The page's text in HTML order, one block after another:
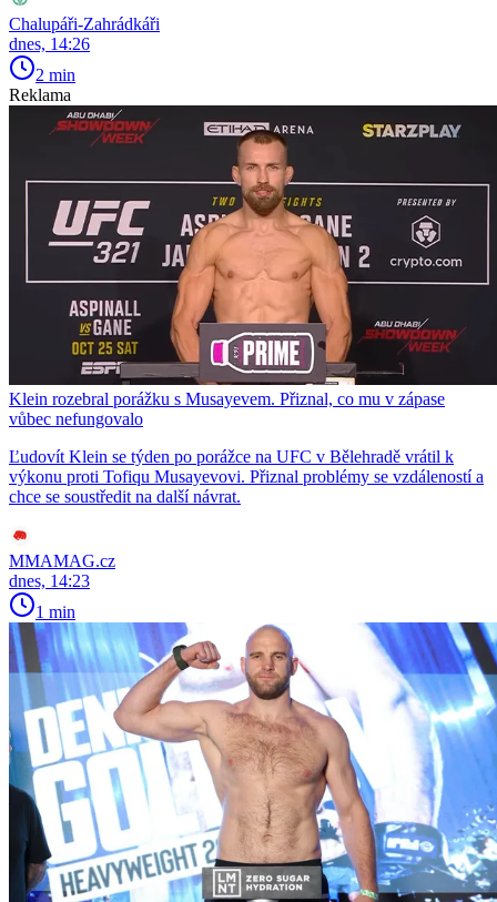
Chalupáři-Zahrádkáři
dnes, 14:26
2 min
Reklama
Klein rozebral porážku s Musayevem. Přiznal, co mu v zápase
vůbec nefungovalo
Ľudovít Klein se týden po porážce na UFC v Bělehradě vrátil k
výkonu proti Tofiqu Musayevovi. Přiznal problémy se vzdáleností a
chce se soustředit na další návrat.
MMAMAG.cz
dnes, 14:23
1 min